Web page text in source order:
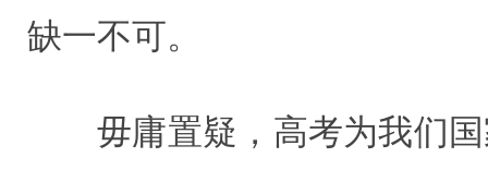
缺一不可。
毋庸置疑，高考为我们